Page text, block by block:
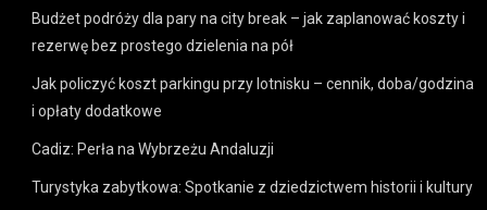
Budżet podróży dla pary na city break – jak zaplanować koszty i
rezerwę bez prostego dzielenia na pół
Jak policzyć koszt parkingu przy lotnisku – cennik, doba/godzina
i opłaty dodatkowe
Cadiz: Perła na Wybrzeżu Andaluzji
Turystyka zabytkowa: Spotkanie z dziedzictwem historii i kultury